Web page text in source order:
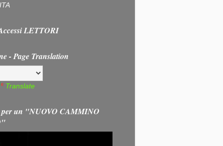
LETTORI
- Page Translation
Translate
per un "NUOVO CAMMINO